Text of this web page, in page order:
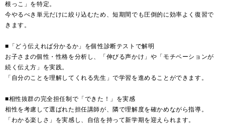
根っこ」を特定。
今やるべき単元だけに絞り込むため、短期間でも圧倒的に効率よく復習で
きます。
■「どう伝えれば分かるか」を個性診断テストで解明
お子さまの個性・性格を分析し、「伸びる声かけ」や「モチベーションが
続く伝え方」を実践。
「自分のことを理解してくれる先生」で学習を進めることができます。
■相性抜群の完全担任制で「できた！」を実感
相性を考慮して選ばれた担任講師が、隣で理解度を確かめながら指導。
「わかる楽しさ」を実感し、自信を持って新学期を迎えられます。